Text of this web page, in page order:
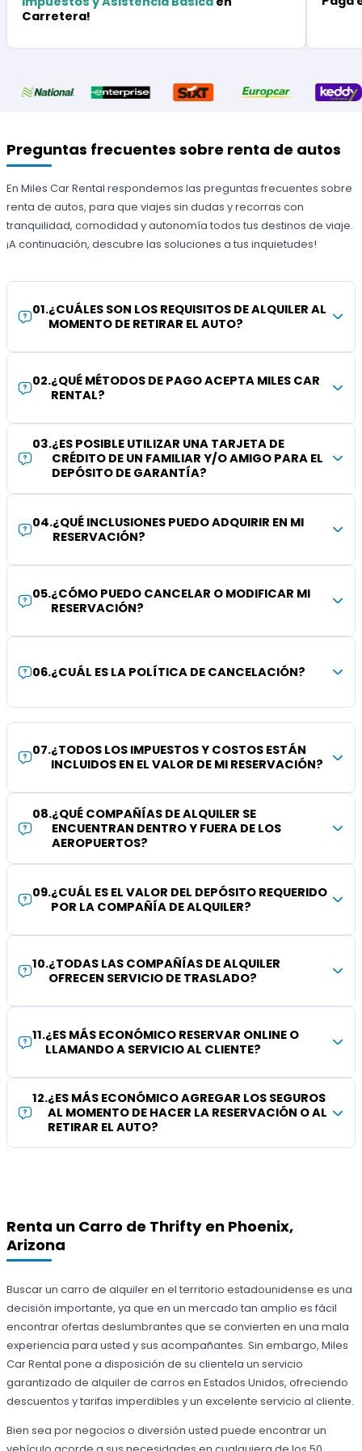
Carretera!
Preguntas frecuentes sobre renta de autos
En Miles Car Rental respondemos las preguntas frecuentes sobre
renta de autos, para que viajes sin dudas y recorras con
tranquilidad, comodidad y autonomía todos tus destinos de viaje.
¡A continuación, descubre las soluciones a tus inquietudes!
01.¿CUÁLES SON LOS REQUISITOS DE ALQUILER AL
MOMENTO DE RETIRAR EL AUTO?
02.¿QUÉ MÉTODOS DE PAGO ACEPTA MILES CAR
RENTAL?
03.¿ES POSIBLE UTILIZAR UNA TARJETA DE
CRÉDITO DE UN FAMILIAR Y/O AMIGO PARA EL
DEPÓSITO DE GARANTÍA?
04.¿QUÉ INCLUSIONES PUEDO ADQUIRIR EN MI
RESERVACIÓN?
05.¿CÓMO PUEDO CANCELAR O MODIFICAR MI
RESERVACIÓN?
06.¿CUÁL ES LA POLÍTICA DE CANCELACIÓN?
07.¿TODOS LOS IMPUESTOS Y COSTOS ESTÁN
INCLUIDOS EN EL VALOR DE MI RESERVACIÓN?
08.¿QUÉ COMPAÑÍAS DE ALQUILER SE
ENCUENTRAN DENTRO Y FUERA DE LOS
AEROPUERTOS?
09.¿CUÁL ES EL VALOR DEL DEPÓSITO REQUERIDO
POR LA COMPAÑÍA DE ALQUILER?
10.¿TODAS LAS COMPAÑÍAS DE ALQUILER
OFRECEN SERVICIO DE TRASLADO?
11.¿ES MÁS ECONÓMICO RESERVAR ONLINE O
LLAMANDO A SERVICIO AL CLIENTE?
12.¿ES MÁS ECONÓMICO AGREGAR LOS SEGUROS
AL MOMENTO DE HACER LA RESERVACIÓN O AL
RETIRAR EL AUTO?
Renta un Carro de Thrifty en Phoenix,
Arizona
Buscar un carro de alquiler en el territorio estadounidense es una
decisión importante, ya que en un mercado tan amplio es fácil
encontrar ofertas deslumbrantes que se convierten en una mala
experiencia para usted y sus acompañantes. Sin embargo, Miles
Car Rental pone a disposición de su clientela un servicio
garantizado de alquiler de carros en Estados Unidos, ofreciendo
descuentos y tarifas imperdibles y un excelente servicio al cliente.
Bien sea por negocios o diversión usted puede encontrar un